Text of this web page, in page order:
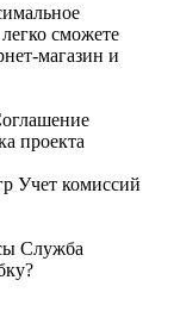
сможете
магазин и
проекта
Учет комиссий
Служба